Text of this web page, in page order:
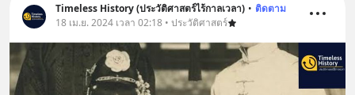
Timeless History (ประวัติศาสตร์ไร้กาลเวลา) • ติดตาม
18 เม.ย. 2024 เวลา 02:18 • ประวัติศาสตร์